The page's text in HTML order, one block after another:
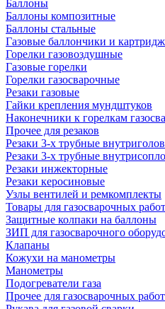
Баллоны
Баллоны композитные
Баллоны стальные
Газовые баллончики и
Горелки газовоздушные
Газовые горелки
Горелки газосварочные
Резаки газовые
Гайки крепления мундштуков
Наконечники к горелкам
Прочее для резаков
Резаки 3-х трубные
Резаки 3-х трубные
Резаки инжекторные
Резаки керосиновые
Узлы вентилей и ремкомплекты
Товары для газосварочных работ
Защитные колпаки на баллоны
ЗИП для газосварочного
Клапаны
Кожухи на манометры
Манометры
Подогреватели газа
Прочее для газосварочных работ